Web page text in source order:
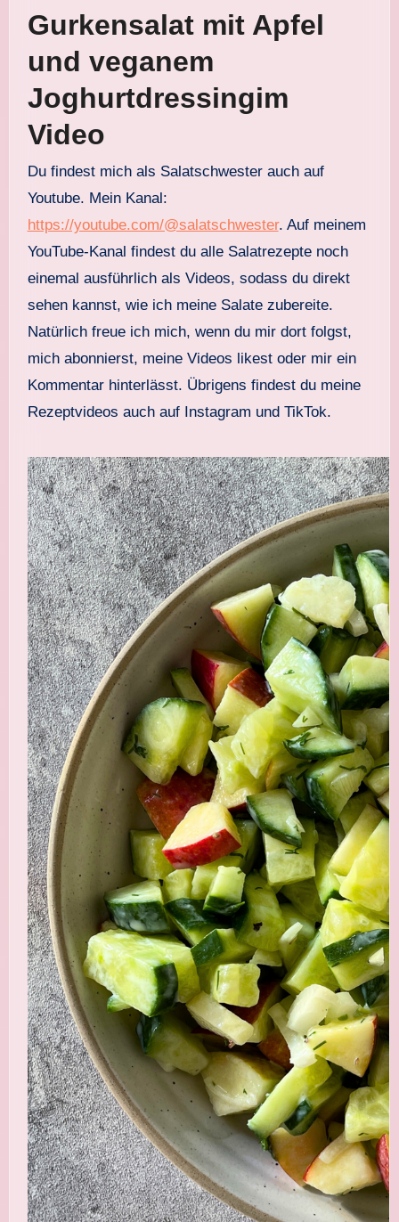
Gurkensalat mit Apfel
und veganem
Joghurtdressingim
Video
Du findest mich als Salatschwester auch auf
Youtube. Mein Kanal:
https://youtube.com/@salatschwester. Auf meinem
YouTube-Kanal findest du alle Salatrezepte noch
einemal ausführlich als Videos, sodass du direkt
sehen kannst, wie ich meine Salate zubereite.
Natürlich freue ich mich, wenn du mir dort folgst,
mich abonnierst, meine Videos likest oder mir ein
Kommentar hinterlässt. Übrigens findest du meine
Rezeptvideos auch auf Instagram und TikTok.